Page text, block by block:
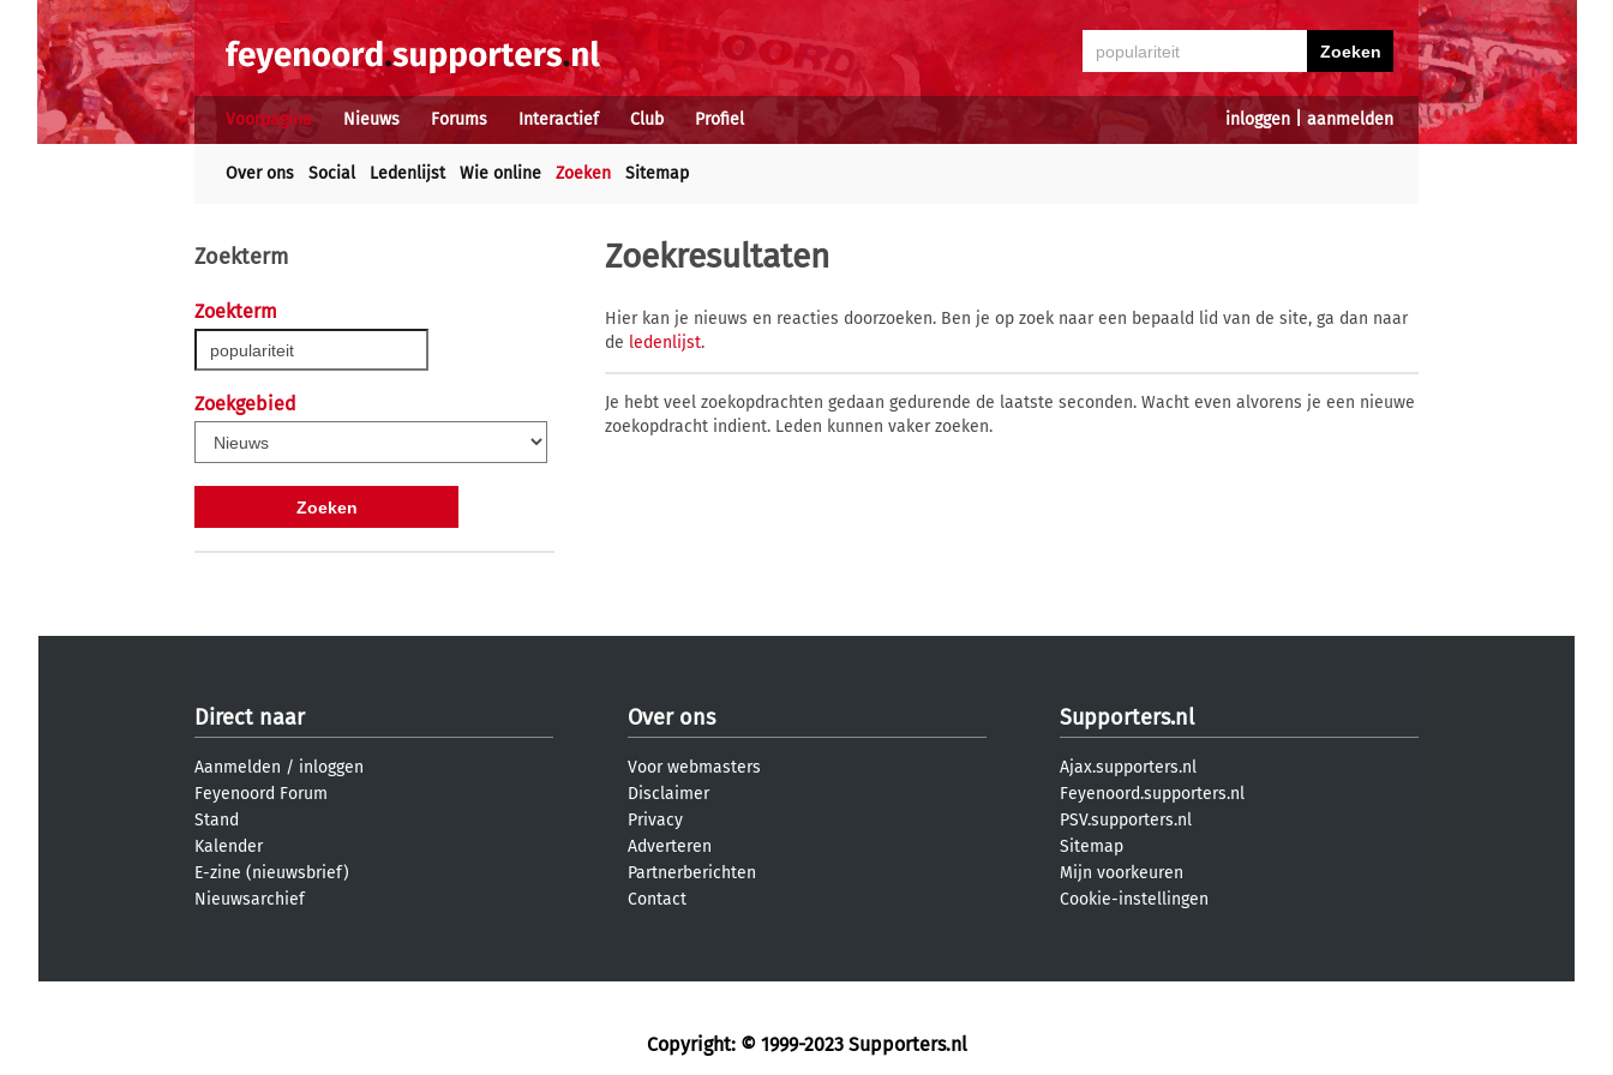
inloggen aanmelden
Voorpagina Nieuws Forums Interactief Club Profiel
Over ons Social Ledenlijst Wie online Zoeken Sitemap
Zoekterm
Zoekterm
Zoekgebied
Zoekresultaten
Hier kan je nieuws en reacties doorzoeken. Ben je op zoek naar een bepaald lid van de site, ga dan naar
de ledenlijst.
Je hebt veel zoekopdrachten gedaan gedurende de laatste seconden. Wacht even alvorens je een nieuwe
zoekopdracht indient. Leden kunnen vaker zoeken.
Direct naar
Aanmelden / inloggen
Feyenoord Forum
Stand
Kalender
E-zine (nieuwsbrief)
Nieuwsarchief
Over ons
Voor webmasters
Disclaimer
Privacy
Adverteren
Partnerberichten
Contact
Supporters.nl
Ajax.supporters.nl
Feyenoord.supporters.nl
PSV.supporters.nl
Sitemap
Mijn voorkeuren
Cookie-instellingen
Copyright: © 1999-2023 Supporters.nl